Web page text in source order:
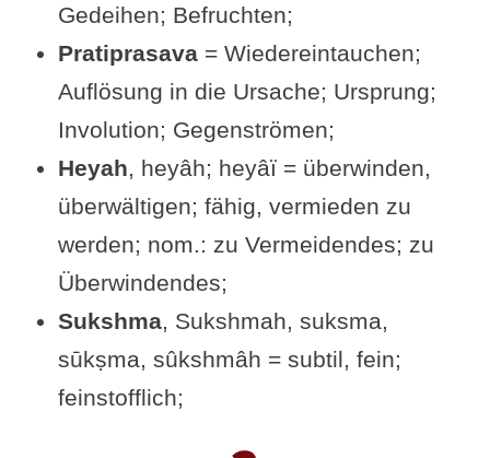
Videos zu Sutra II-10
Beliebt & gut bewertet: Bücher
zum Yogasutra
Alte Schriften auf Yoga-
Welten.de
Gedeihen; Befruchten;
Pratiprasava = Wiedereintauchen;
Auflösung in die Ursache; Ursprung;
Involution; Gegenströmen;
Heyah , heyâh; heyâï = überwinden,
überwältigen; fähig, vermieden zu
werden; nom.: zu Vermeidendes; zu
Überwindendes;
Sukshma , Sukshmah, suksma,
sūkṣma, sûkshmâh = subtil, fein;
feinstofflich;